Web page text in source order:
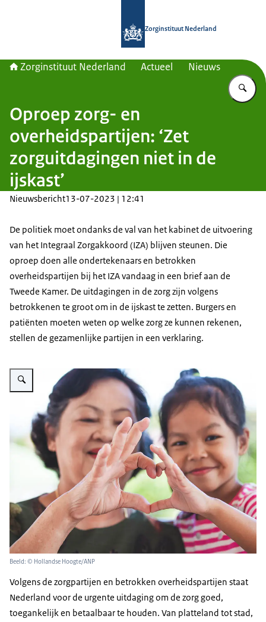
Zorginstituut Nederland
Zorginstituut Nederland Actueel Nieuws
Oproep zorg- en
overheidspartijen: ‘Zet
zorguitdagingen niet in de
ijskast’
Nieuwsbericht13-07-2023 | 12:41
De politiek moet ondanks de val van het kabinet de uitvoering
van het Integraal Zorgakkoord (IZA) blijven steunen. Die
oproep doen alle ondertekenaars en betrokken
overheidspartijen bij het IZA vandaag in een brief aan de
Tweede Kamer. De uitdagingen in de zorg zijn volgens
betrokkenen te groot om in de ijskast te zetten. Burgers en
patiënten moeten weten op welke zorg ze kunnen rekenen,
stellen de gezamenlijke partijen in een verklaring.
Vergroot afbeelding De foto toont een wat oudere vrouw en een klein
Beeld: © Hollandse Hoogte/ANP
Volgens de zorgpartijen en betrokken overheidspartijen staat
Nederland voor de urgente uitdaging om de zorg goed,
toegankelijk en betaalbaar te houden. Van platteland tot stad,